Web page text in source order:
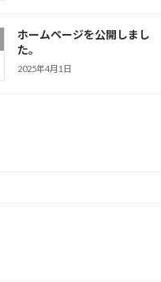
ホームページを公開しまし
た。
2025年4月1日